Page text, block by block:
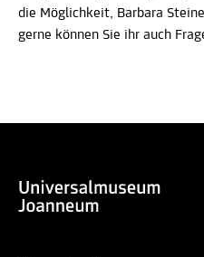
die Möglichkeit, Barbara
gerne können Sie ihr auch